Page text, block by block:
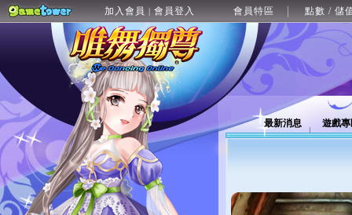
加入會員 | 會員登入 會員特區 點數 / 儲
最新消息 遊戲